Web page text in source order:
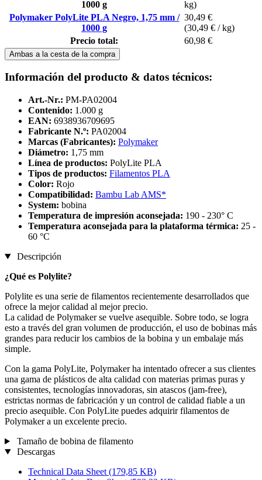
1000 g
kg)
Polymaker PolyLite PLA Negro, 1,75 mm /
1000 g
30,49 €
(30,49 € / kg)
Precio total:
60,98 €
Ambas a la cesta de la compra
Información del producto & datos técnicos:
Art.-Nr.: PM-PA02004
Contenido: 1.000 g
EAN: 6938936709695
Fabricante N.º: PA02004
Marcas (Fabricantes): Polymaker
Diámetro: 1,75 mm
Línea de productos: PolyLite PLA
Tipos de productos: Filamentos PLA
Color: Rojo
Compatibilidad: Bambu Lab AMS*
System: bobina
Temperatura de impresión aconsejada: 190 - 230° C
Temperatura aconsejada para la plataforma térmica: 25 -
60 °C
Descripción
¿Qué es Polylite?
Polylite es una serie de filamentos recientemente desarrollados que
ofrece la mejor calidad al mejor precio.
La calidad de Polymaker se vuelve asequible. Sobre todo, se logra
esto a través del gran volumen de producción, el uso de bobinas más
grandes para reducir los cambios de la bobina y un embalaje más
simple.
Con la gama PolyLite, Polymaker ha intentado ofrecer a sus clientes
una gama de plásticos de alta calidad con materias primas puras y
consistentes, tecnologías innovadoras, sin atascos (jam-free),
estrictas normas de fabricación y un control de calidad fiable a un
precio asequible. Con PolyLite puedes adquirir filamentos de
Polymaker a un excelente precio.
Tamaño de bobina de filamento
Descargas
Technical Data Sheet (179,85 KB)